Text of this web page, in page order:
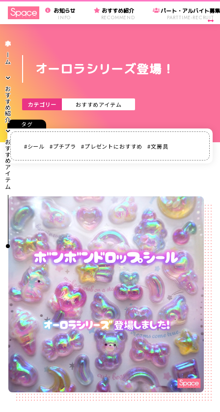
お知らせ
INFO
おすすめ紹介
RECOMMEND
パート・アルバイト募集
PARTTIME-RECRUIT
ホーム
おすすめ紹介
おすすめアイテム
オーロラシリーズ登場！
カテゴリー おすすめアイテム
シール プチプラ プレゼントにおすすめ 文房具